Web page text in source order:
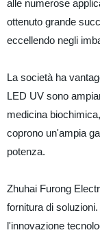
alle numerose
ottenuto grande
eccellendo negli
La società ha
LED UV sono
medicina
coprono un'ampia
potenza.
Zhuhai Furong
fornitura di
l'innovazione